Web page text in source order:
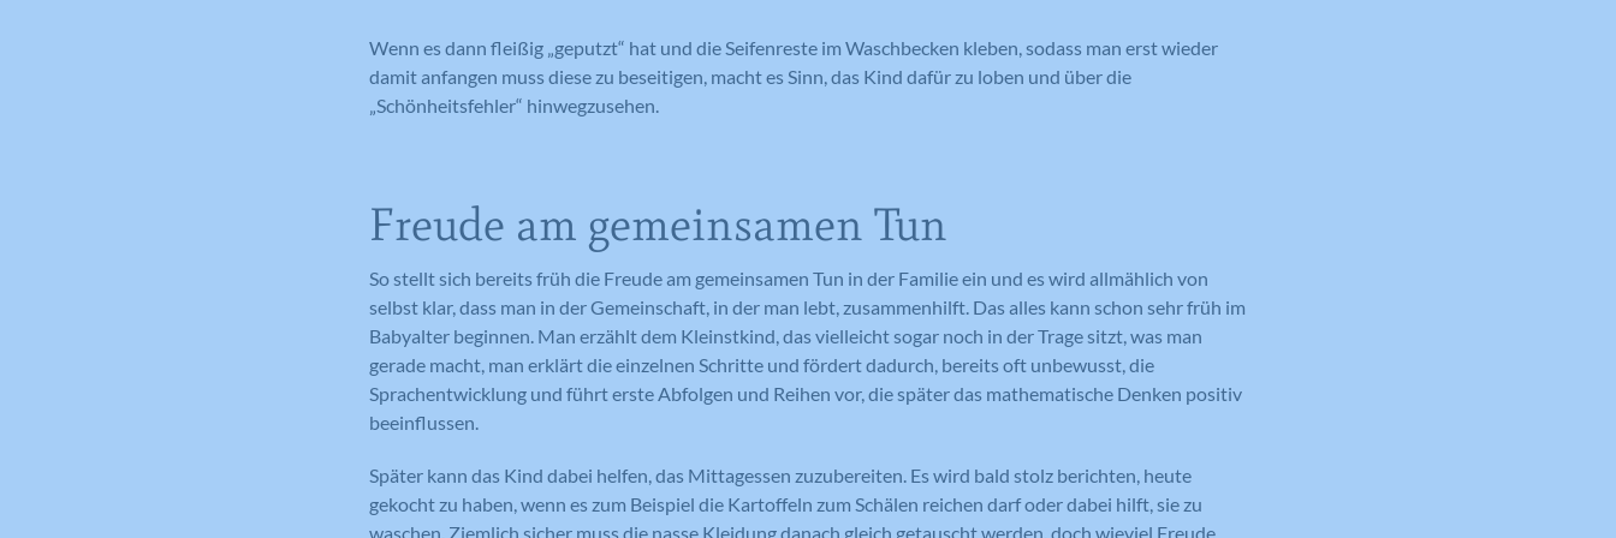
Wenn es dann fleißig „geputzt“ hat und die Seifenreste im Waschbecken kleben, sodass man erst wieder
damit anfangen muss diese zu beseitigen, macht es Sinn, das Kind dafür zu loben und über die
„Schönheitsfehler“ hinwegzusehen.
Freude am gemeinsamen Tun
So stellt sich bereits früh die Freude am gemeinsamen Tun in der Familie ein und es wird allmählich von
selbst klar, dass man in der Gemeinschaft, in der man lebt, zusammenhilft. Das alles kann schon sehr früh im
Babyalter beginnen. Man erzählt dem Kleinstkind, das vielleicht sogar noch in der Trage sitzt, was man
gerade macht, man erklärt die einzelnen Schritte und fördert dadurch, bereits oft unbewusst, die
Sprachentwicklung und führt erste Abfolgen und Reihen vor, die später das mathematische Denken positiv
beeinflussen.
Später kann das Kind dabei helfen, das Mittagessen zuzubereiten. Es wird bald stolz berichten, heute
gekocht zu haben, wenn es zum Beispiel die Kartoffeln zum Schälen reichen darf oder dabei hilft, sie zu
waschen. Ziemlich sicher muss die nasse Kleidung danach gleich getauscht werden, doch wieviel Freude
Zweck
Eindeutige ID, die die Sitzung des
Benutzers identifiziert.
Anbieter Meine Familie
Laufzeit 1 Jahr
Zweck
Dieses Cookie wird verwendet, um Ihre
Cookie-Einstellungen für diese Website
zu speichern.
Zweck
um die Anforderungsrate
einzuschränken.
Anbieter Google Analytics
Laufzeit 1 Minute
Zweck
Wird von Google Analytics verwendet,
um die Anforderungsrate
einzuschränken.
Name _gid
Besuchers zu erstellen. Es können identifizierbare
oder eindeutige Daten gesammelt werden.
Anonymisierte Daten werden evtl. mit Dritten
Anbieter Google Maps
Laufzeit 6 Monate
Zweck
Wird zum Entsperren von Google Maps
Inhalten verwendet.
Name GPS
Anbieter YouTube